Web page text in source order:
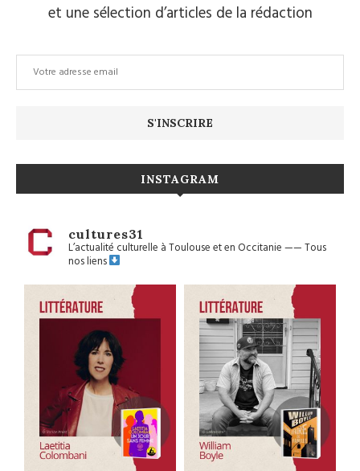
et une sélection d’articles de la rédaction
INSTAGRAM
cultures31
L’actualité culturelle à Toulouse et en Occitanie——Tous
nos liens